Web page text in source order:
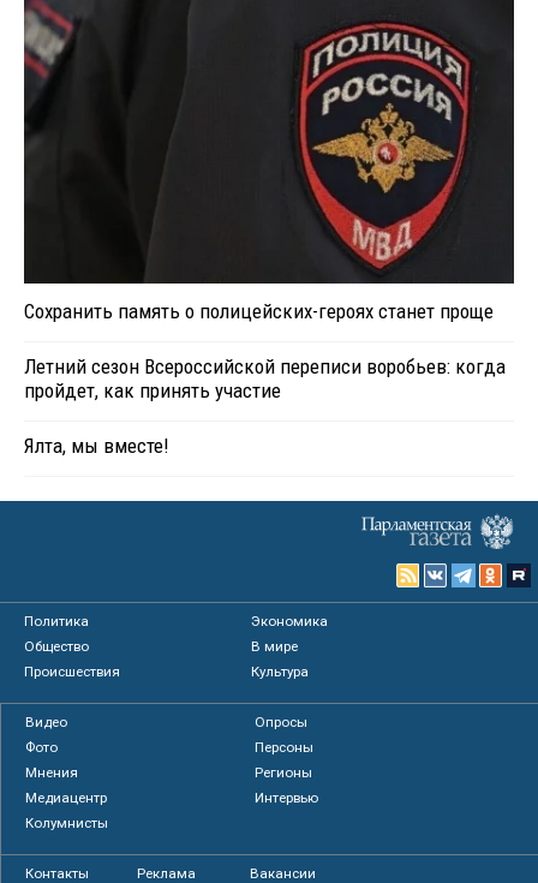
Сохранить память о полицейских-героях станет проще
Летний сезон Всероссийской переписи воробьев: когда
пройдет, как принять участие
Ялта, мы вместе!
Политика
Экономика
Общество
В мире
Происшествия
Культура
Видео
Опросы
Фото
Персоны
Мнения
Регионы
Медиацентр
Интервью
Колумнисты
Контакты Реклама Вакансии